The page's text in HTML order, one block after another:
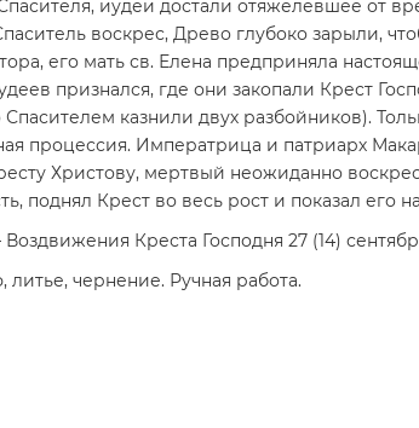
иудеи достали отяжелевшее от
воскрес, Древо глубоко зарыли,
его мать св. Елена предприняла
признался, где они закопали Крест
казнили двух разбойников).
процессия. Императрица и патриарх
Христову, мертвый неожиданно
поднял Крест во весь рост и показал его
Креста Господня 27 (14)
чернение. Ручная работа.